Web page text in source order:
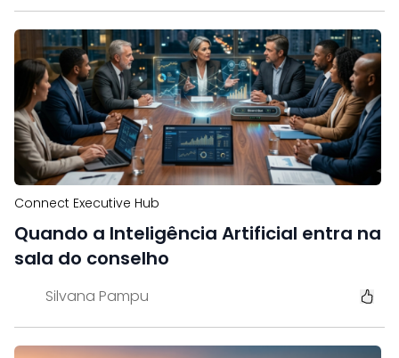
Connect Executive Hub
Quando a Inteligência Artificial entra na
sala do conselho
Silvana Pampu